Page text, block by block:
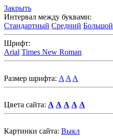
Закрыть
Интервал между буквами:
Стандартный Средний Большой
Шрифт:
Arial Times New Roman
Размер шрифта: A A A
Цвета сайта: A A A A A
Картинки сайта: Выкл